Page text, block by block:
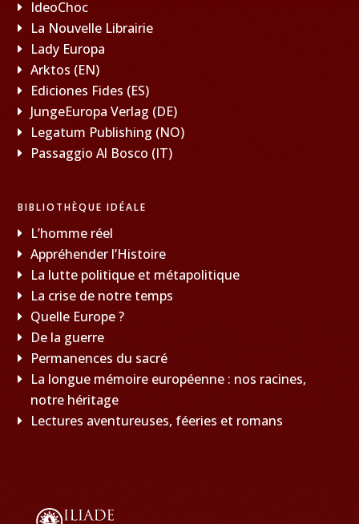
IdeoChoc
La Nouvelle Librairie
Lady Europa
Arktos (EN)
Ediciones Fides (ES)
JungeEuropa Verlag (DE)
Legatum Publishing (NO)
Passaggio Al Bosco (IT)
BIBLIOTHÈQUE IDÉALE
L’homme réel
Appréhender l’Histoire
La lutte politique et métapolitique
La crise de notre temps
Quelle Europe ?
De la guerre
Permanences du sacré
La longue mémoire européenne : nos racines,
notre héritage
Lectures aventureuses, féeries et romans